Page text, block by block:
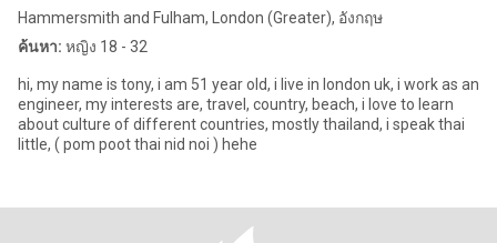
Hammersmith and Fulham, London (Greater), อังกฤษ
ค้นหา: หญิง 18 - 32
hi, my name is tony, i am 51 year old, i live in london uk, i work as an
engineer, my interests are, travel, country, beach, i love to learn
about culture of different countries, mostly thailand, i speak thai
little, ( pom poot thai nid noi ) hehe